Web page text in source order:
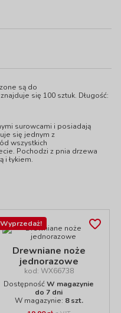
są do
się 100 sztuk. Długość:
surowcami i posiadają
się jednym z
wszystkich
Pochodzi z pnia drzewa
i łykiem.
Wyprzedaż!
Drewniane noże
jednorazowe
kod: WX66738
DostępnośćW magazynie
do 7 dni
W magazynie: 8 szt.